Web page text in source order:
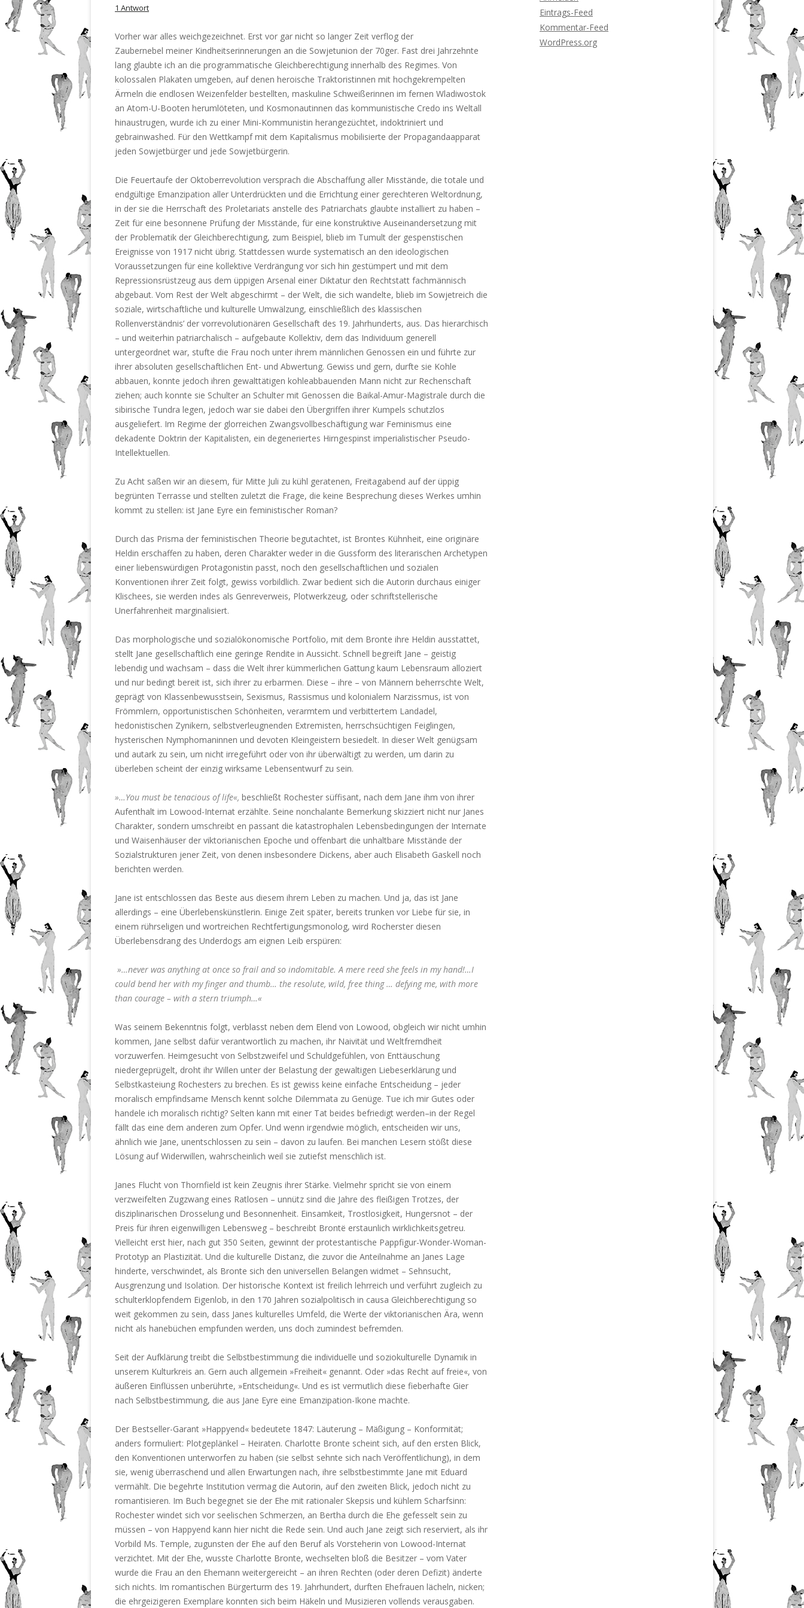
1 Antwort
Vorher war alles weichgezeichnet. Erst vor gar nicht so langer Zeit verflog der
Zaubernebel meiner Kindheitserinnerungen an die Sowjetunion der 70ger. Fast drei Jahrzehnte
lang glaubte ich an die programmatische Gleichberechtigung innerhalb des Regimes. Von
kolossalen Plakaten umgeben, auf denen heroische Traktoristinnen mit hochgekrempelten
Ärmeln die endlosen Weizenfelder bestellten, maskuline Schweißerinnen im fernen Wladiwostok
an Atom-U-Booten herumlöteten, und Kosmonautinnen das kommunistische Credo ins Weltall
hinaustrugen, wurde ich zu einer Mini-Kommunistin herangezüchtet, indoktriniert und
gebrainwashed. Für den Wettkampf mit dem Kapitalismus mobilisierte der Propagandaapparat
jeden Sowjetbürger und jede Sowjetbürgerin.
Die Feuertaufe der Oktoberrevolution versprach die Abschaffung aller Misstände, die totale und
endgültige Emanzipation aller Unterdrückten und die Errichtung einer gerechteren Weltordnung,
in der sie die Herrschaft des Proletariats anstelle des Patriarchats glaubte installiert zu haben –
Zeit für eine besonnene Prüfung der Misstände, für eine konstruktive Auseinandersetzung mit
der Problematik der Gleichberechtigung, zum Beispiel, blieb im Tumult der gespenstischen
Ereignisse von 1917 nicht übrig. Stattdessen wurde systematisch an den ideologischen
Voraussetzungen für eine kollektive Verdrängung vor sich hin gestümpert und mit dem
Repressionsrüstzeug aus dem üppigen Arsenal einer Diktatur den Rechtstatt fachmännisch
abgebaut. Vom Rest der Welt abgeschirmt – der Welt, die sich wandelte, blieb im Sowjetreich die
soziale, wirtschaftliche und kulturelle Umwälzung, einschließlich des klassischen
Rollenverständnis’ der vorrevolutionären Gesellschaft des 19. Jahrhunderts, aus. Das hierarchisch
– und weiterhin patriarchalisch – aufgebaute Kollektiv, dem das Individuum generell
untergeordnet war, stufte die Frau noch unter ihrem männlichen Genossen ein und führte zur
ihrer absoluten gesellschaftlichen Ent- und Abwertung. Gewiss und gern, durfte sie Kohle
abbauen, konnte jedoch ihren gewalttätigen kohleabbauenden Mann nicht zur Rechenschaft
ziehen; auch konnte sie Schulter an Schulter mit Genossen die Baikal-Amur-Magistrale durch die
sibirische Tundra legen, jedoch war sie dabei den Übergriffen ihrer Kumpels schutzlos
ausgeliefert. Im Regime der glorreichen Zwangsvollbeschäftigung war Feminismus eine
dekadente Doktrin der Kapitalisten, ein degeneriertes Hirngespinst imperialistischer Pseudo-
Intellektuellen.
Zu Acht saßen wir an diesem, für Mitte Juli zu kühl geratenen, Freitagabend auf der üppig
begrünten Terrasse und stellten zuletzt die Frage, die keine Besprechung dieses Werkes umhin
kommt zu stellen: ist Jane Eyre ein feministischer Roman?
Durch das Prisma der feministischen Theorie begutachtet, ist Brontes Kühnheit, eine originäre
Heldin erschaffen zu haben, deren Charakter weder in die Gussform des literarischen Archetypen
einer liebenswürdigen Protagonistin passt, noch den gesellschaftlichen und sozialen
Konventionen ihrer Zeit folgt, gewiss vorbildlich. Zwar bedient sich die Autorin durchaus einiger
Klischees, sie werden indes als Genreverweis, Plotwerkzeug, oder schriftstellerische
Unerfahrenheit marginalisiert.
Das morphologische und sozialökonomische Portfolio, mit dem Bronte ihre Heldin ausstattet,
stellt Jane gesellschaftlich eine geringe Rendite in Aussicht. Schnell begreift Jane – geistig
lebendig und wachsam – dass die Welt ihrer kümmerlichen Gattung kaum Lebensraum alloziert
und nur bedingt bereit ist, sich ihrer zu erbarmen. Diese – ihre – von Männern beherrschte Welt,
geprägt von Klassenbewusstsein, Sexismus, Rassismus und kolonialem Narzissmus, ist von
Frömmlern, opportunistischen Schönheiten, verarmtem und verbittertem Landadel,
hedonistischen Zynikern, selbstverleugnenden Extremisten, herrschsüchtigen Feiglingen,
hysterischen Nymphomaninnen und devoten Kleingeistern besiedelt. In dieser Welt genügsam
und autark zu sein, um nicht irregeführt oder von ihr überwältigt zu werden, um darin zu
überleben scheint der einzig wirksame Lebensentwurf zu sein.
»…You must be tenacious of life«, beschließt Rochester süffisant, nach dem Jane ihm von ihrer
Aufenthalt im Lowood-Internat erzählte. Seine nonchalante Bemerkung skizziert nicht nur Janes
Charakter, sondern umschreibt en passant die katastrophalen Lebensbedingungen der Internate
und Waisenhäuser der viktorianischen Epoche und offenbart die unhaltbare Misstände der
Sozialstrukturen jener Zeit, von denen insbesondere Dickens, aber auch Elisabeth Gaskell noch
berichten werden.
Jane ist entschlossen das Beste aus diesem ihrem Leben zu machen. Und ja, das ist Jane
allerdings – eine Überlebenskünstlerin. Einige Zeit später, bereits trunken vor Liebe für sie, in
einem rührseligen und wortreichen Rechtfertigungsmonolog, wird Rocherster diesen
Überlebensdrang des Underdogs am eignen Leib erspüren:
»…never was anything at once so frail and so indomitable. A mere reed she feels in my hand!…I
could bend her with my finger and thumb… the resolute, wild, free thing … defying me, with more
than courage – with a stern triumph…«
Was seinem Bekenntnis folgt, verblasst neben dem Elend von Lowood, obgleich wir nicht umhin
kommen, Jane selbst dafür verantwortlich zu machen, ihr Naivität und Weltfremdheit
vorzuwerfen. Heimgesucht von Selbstzweifel und Schuldgefühlen, von Enttäuschung
niedergeprügelt, droht ihr Willen unter der Belastung der gewaltigen Liebeserklärung und
Selbstkasteiung Rochesters zu brechen. Es ist gewiss keine einfache Entscheidung – jeder
moralisch empfindsame Mensch kennt solche Dilemmata zu Genüge. Tue ich mir Gutes oder
handele ich moralisch richtig? Selten kann mit einer Tat beides befriedigt werden–in der Regel
fällt das eine dem anderen zum Opfer. Und wenn irgendwie möglich, entscheiden wir uns,
ähnlich wie Jane, unentschlossen zu sein – davon zu laufen. Bei manchen Lesern stößt diese
Lösung auf Widerwillen, wahrscheinlich weil sie zutiefst menschlich ist.
Janes Flucht von Thornfield ist kein Zeugnis ihrer Stärke. Vielmehr spricht sie von einem
verzweifelten Zugzwang eines Ratlosen – unnütz sind die Jahre des fleißigen Trotzes, der
disziplinarischen Drosselung und Besonnenheit. Einsamkeit, Trostlosigkeit, Hungersnot – der
Preis für ihren eigenwilligen Lebensweg – beschreibt Brontë erstaunlich wirklichkeitsgetreu.
Vielleicht erst hier, nach gut 350 Seiten, gewinnt der protestantische Pappfigur-Wonder-Woman-
Prototyp an Plastizität. Und die kulturelle Distanz, die zuvor die Anteilnahme an Janes Lage
hinderte, verschwindet, als Bronte sich den universellen Belangen widmet – Sehnsucht,
Ausgrenzung und Isolation. Der historische Kontext ist freilich lehrreich und verführt zugleich zu
schulterklopfendem Eigenlob, in den 170 Jahren sozialpolitisch in causa Gleichberechtigung so
weit gekommen zu sein, dass Janes kulturelles Umfeld, die Werte der viktorianischen Ära, wenn
nicht als hanebüchen empfunden werden, uns doch zumindest befremden.
Seit der Aufklärung treibt die Selbstbestimmung die individuelle und soziokulturelle Dynamik in
unserem Kulturkreis an. Gern auch allgemein »Freiheit« genannt. Oder »das Recht auf freie«, von
äußeren Einflüssen unberührte, »Entscheidung«. Und es ist vermutlich diese fieberhafte Gier
nach Selbstbestimmung, die aus Jane Eyre eine Emanzipation-Ikone machte.
Der Bestseller-Garant »Happyend« bedeutete 1847: Läuterung – Mäßigung – Konformität;
anders formuliert: Plotgeplänkel – Heiraten. Charlotte Bronte scheint sich, auf den ersten Blick,
den Konventionen unterworfen zu haben (sie selbst sehnte sich nach Veröffentlichung), in dem
sie, wenig überraschend und allen Erwartungen nach, ihre selbstbestimmte Jane mit Eduard
vermählt. Die begehrte Institution vermag die Autorin, auf den zweiten Blick, jedoch nicht zu
romantisieren. Im Buch begegnet sie der Ehe mit rationaler Skepsis und kühlem Scharfsinn:
Rochester windet sich vor seelischen Schmerzen, an Bertha durch die Ehe gefesselt sein zu
müssen – von Happyend kann hier nicht die Rede sein. Und auch Jane zeigt sich reserviert, als ihr
Vorbild Ms. Temple, zugunsten der Ehe auf den Beruf als Vorsteherin von Lowood-Internat
verzichtet. Mit der Ehe, wusste Charlotte Bronte, wechselten bloß die Besitzer – vom Vater
wurde die Frau an den Ehemann weitergereicht – an ihren Rechten (oder deren Defizit) änderte
sich nichts. Im romantischen Bürgerturm des 19. Jahrhundert, durften Ehefrauen lächeln, nicken;
die ehrgeizigeren Exemplare konnten sich beim Häkeln und Musizieren vollends verausgaben.
Eintrags-Feed
Kommentar-Feed
WordPress.org